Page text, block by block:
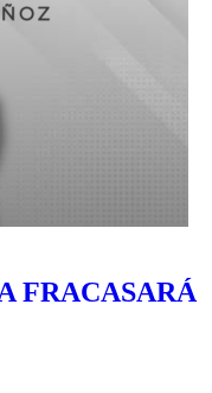
FRACASARÁ